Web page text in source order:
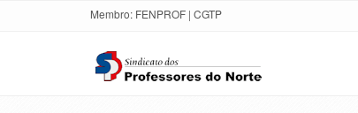
Membro: FENPROF | CGTP